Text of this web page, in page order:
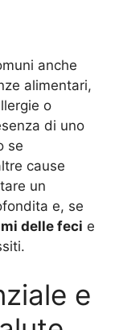
anche
alimentari,
o
di uno
se
cause
un
e, se
delle feci e
e